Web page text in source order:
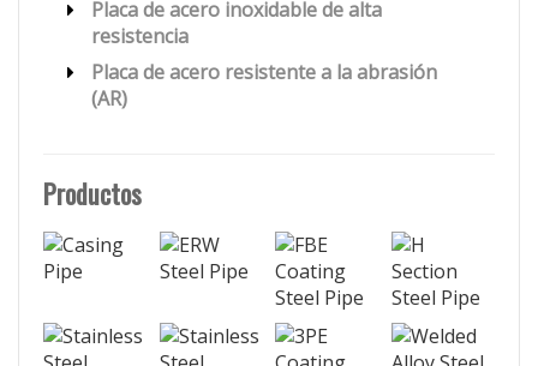
Placa de acero inoxidable de alta
resistencia
Placa de acero resistente a la abrasión
(AR)
Productos